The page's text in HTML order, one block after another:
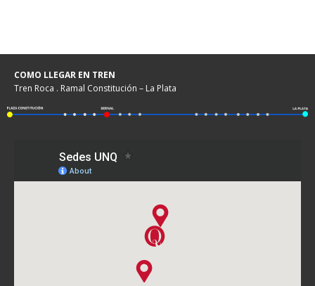
COMO LLEGAR EN TREN
Tren Roca . Ramal Constitución – La Plata